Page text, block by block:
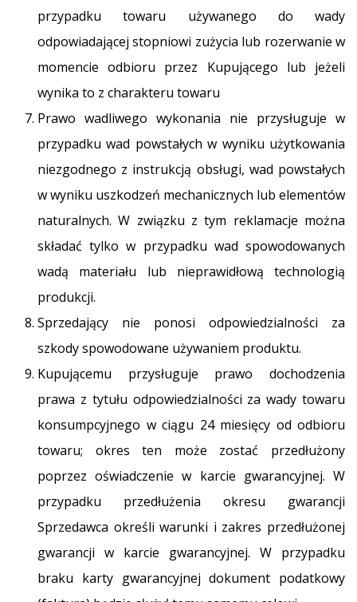
przypadku towaru używanego do wady
odpowiadającej stopniowi zużycia lub rozerwanie w
momencie odbioru przez Kupującego lub jeżeli
wynika to z charakteru towaru
Prawo wadliwego wykonania nie przysługuje w
przypadku wad powstałych w wyniku użytkowania
niezgodnego z instrukcją obsługi, wad powstałych
w wyniku uszkodzeń mechanicznych lub elementów
naturalnych. W związku z tym reklamacje można
składać tylko w przypadku wad spowodowanych
wadą materiału lub nieprawidłową technologią
produkcji.
Sprzedający nie ponosi odpowiedzialności za
szkody spowodowane używaniem produktu.
Kupującemu przysługuje prawo dochodzenia
prawa z tytułu odpowiedzialności za wady towaru
konsumpcyjnego w ciągu 24 miesięcy od odbioru
towaru; okres ten może zostać przedłużony
poprzez oświadczenie w karcie gwarancyjnej. W
przypadku przedłużenia okresu gwarancji
Sprzedawca określi warunki i zakres przedłużonej
gwarancji w karcie gwarancyjnej. W przypadku
braku karty gwarancyjnej dokument podatkowy